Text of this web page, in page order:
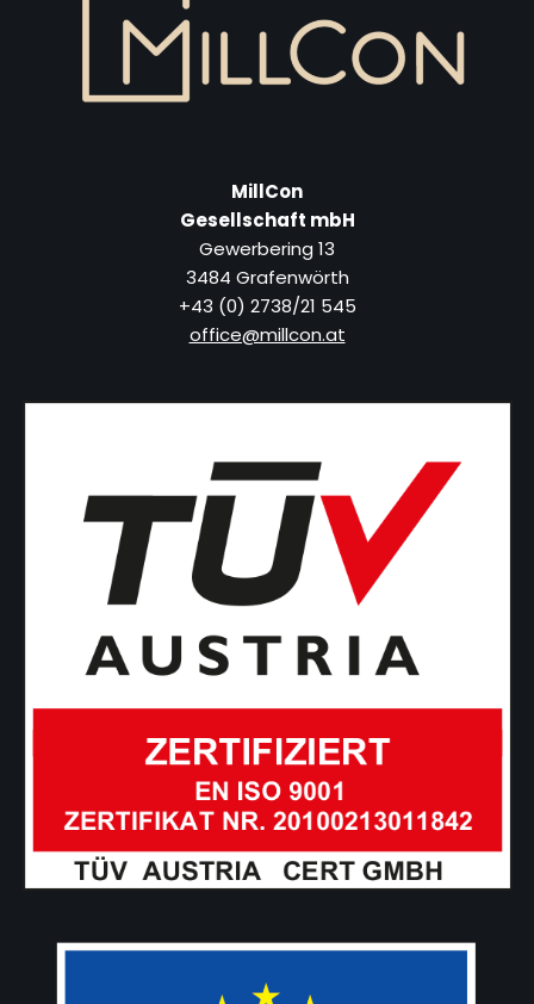
MillCon
Gesellschaft mbH
Gewerbering 13
3484 Grafenwörth
+43 (0) 2738/21 545
office@millcon.at